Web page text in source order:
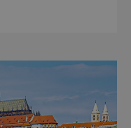
Husův
tajemství i
návštěvníky.